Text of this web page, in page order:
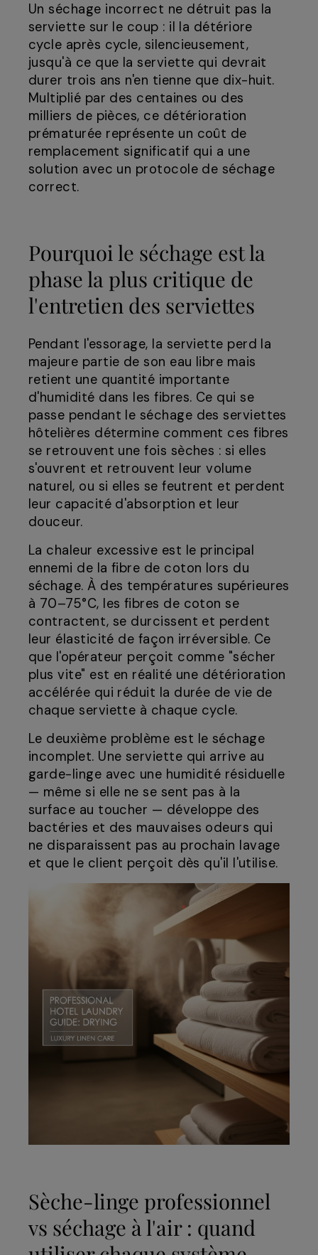
Un séchage incorrect ne détruit pas la
serviette sur le coup : il la détériore
cycle après cycle, silencieusement,
jusqu'à ce que la serviette qui devrait
durer trois ans n'en tienne que dix-huit.
Multiplié par des centaines ou des
milliers de pièces, ce détérioration
prématurée représente un coût de
remplacement significatif qui a une
solution avec un protocole de séchage
correct.
Pourquoi le séchage est la
phase la plus critique de
l'entretien des serviettes
Pendant l'essorage, la serviette perd la
majeure partie de son eau libre mais
retient une quantité importante
d'humidité dans les fibres. Ce qui se
passe pendant le séchage des serviettes
hôtelières détermine comment ces fibres
se retrouvent une fois sèches : si elles
s'ouvrent et retrouvent leur volume
naturel, ou si elles se feutrent et perdent
leur capacité d'absorption et leur
douceur.
La chaleur excessive est le principal
ennemi de la fibre de coton lors du
séchage. À des températures supérieures
à 70–75°C, les fibres de coton se
contractent, se durcissent et perdent
leur élasticité de façon irréversible. Ce
que l'opérateur perçoit comme "sécher
plus vite" est en réalité une détérioration
accélérée qui réduit la durée de vie de
chaque serviette à chaque cycle.
Le deuxième problème est le séchage
incomplet. Une serviette qui arrive au
garde-linge avec une humidité résiduelle
— même si elle ne se sent pas à la
surface au toucher — développe des
bactéries et des mauvaises odeurs qui
ne disparaissent pas au prochain lavage
et que le client perçoit dès qu'il l'utilise.
Sèche-linge professionnel
vs séchage à l'air : quand